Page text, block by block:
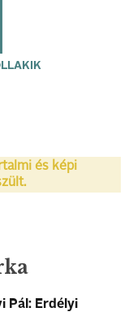
és képi
Pál: Erdélyi